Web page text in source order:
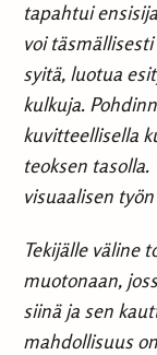
tapahtui
voi
syitä, luotua
kulkuja.
kuvitteellisella
teoksen tasolla.
visuaalisen
Tekijälle väline
muotonaan,
siinä ja sen
mahdollisuus